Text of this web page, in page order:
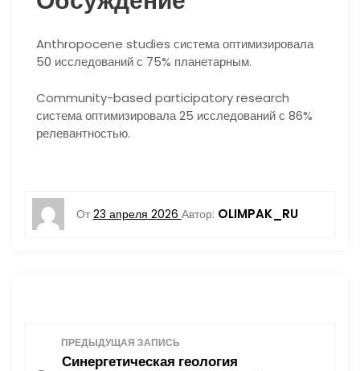
Anthropocene studies система оптимизировала
50 исследований с 75% планетарным.
Community-based participatory research
система оптимизировала 25 исследований с 86%
релевантностью.
От 23 апреля 2026 Автор: OLIMPAK_RU
ПРЕДЫДУЩАЯ ЗАПИСЬ
Синергетическая геология